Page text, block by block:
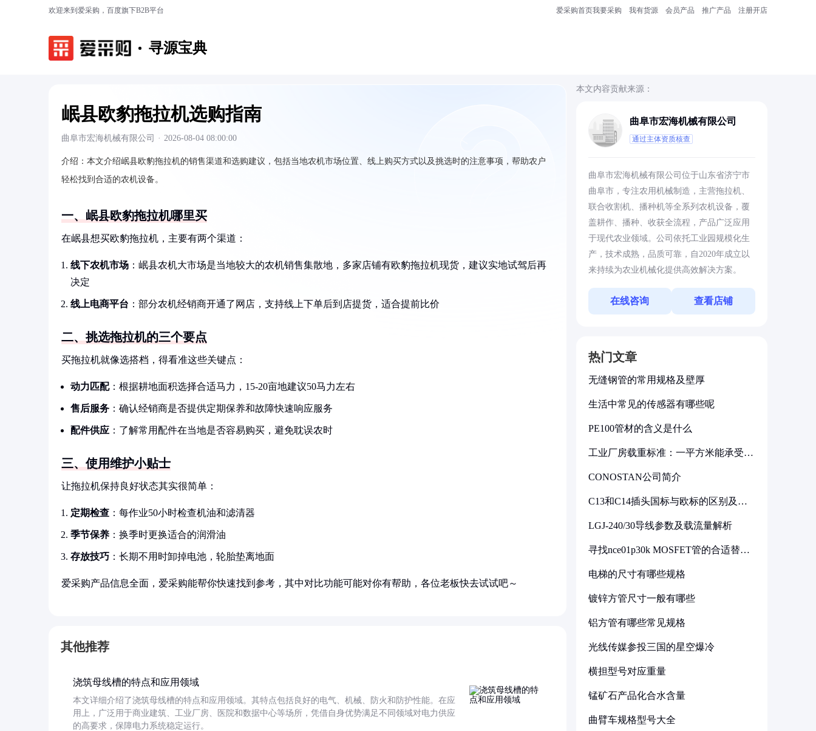
欢迎来到爱采购，百度旗下B2B平台 爱采购首页我要采购 我有货源 会员产品 推广产品 注册开店
寻源宝典
岷县欧豹拖拉机选购指南
曲阜市宏海机械有限公司 · 2026-08-04 08:00:00
介绍： 本文介绍岷县欧豹拖拉机的销售渠道和选购建议，包括当地农机市场位置、线上购买方式以及挑选时的注意事项，帮助农户
轻松找到合适的农机设备。
一、岷县欧豹拖拉机哪里买
在岷县想买欧豹拖拉机，主要有两个渠道：
线下农机市场 ：岷县农机大市场是当地较大的农机销售集散地，多家店铺有欧豹拖拉机现货，建议实地试驾后再
决定
线上电商平台 ：部分农机经销商开通了网店，支持线上下单后到店提货，适合提前比价
二、挑选拖拉机的三个要点
买拖拉机就像选搭档，得看准这些关键点：
动力匹配：根据耕地面积选择合适马力，15-20亩地建议50马力左右
售后服务 ：确认经销商是否提供定期保养和故障快速响应服务
配件供应 ：了解常用配件在当地是否容易购买，避免耽误农时
三、使用维护小贴士
让拖拉机保持良好状态其实很简单：
定期检查 ：每作业50小时检查机油和滤清器
季节保养 ：换季时更换适合的润滑油
存放技巧 ：长期不用时卸掉电池，轮胎垫离地面
爱采购产品信息全面，爱采购能帮你快速找到参考，其中对比功能可能对你有帮助，各位老板快去试试吧～
其他推荐
浇筑母线槽的特点和应用领域
本文详细介绍了浇筑母线槽的特点和应用领域。其特点包括良好的电气、机械、防火和防护性能。在应
用上，广泛用于商业建筑、工业厂房、医院和数据中心等场所，凭借自身优势满足不同领域对电力供应
的高要求，保障电力系统稳定运行。
本文内容贡献来源：
曲阜市宏海机械有限公司
通过主体资质核查
曲阜市宏海机械有限公司位于山东省济宁市
曲阜市，专注农用机械制造，主营拖拉机、
联合收割机、播种机等全系列农机设备，覆
盖耕作、播种、收获全流程，产品广泛应用
于现代农业领域。公司依托工业园规模化生
产，技术成熟，品质可靠，自2020年成立以
来持续为农业机械化提供高效解决方案。
在线咨询 查看店铺
热门文章
无缝钢管的常用规格及壁厚
生活中常见的传感器有哪些呢
PE100管材的含义是什么
工业厂房载重标准：一平方米能承受多
CONOSTAN公司简介
C13和C14插头国标与欧标的区别及其
LGJ-240/30导线参数及载流量解析
寻找nce01p30k MOSFET管的合适替代
电梯的尺寸有哪些规格
镀锌方管尺寸一般有哪些
铝方管有哪些常见规格
光线传媒参投三国的星空爆冷
横担型号对应重量
锰矿石产品化合水含量
曲臂车规格型号大全